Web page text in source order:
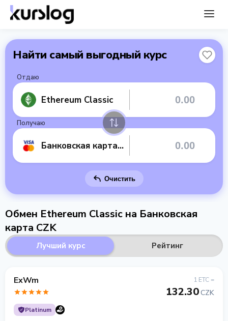
Найти самый выгодный курс
Отдаю
Ethereum Classic
Получаю
Банковская карта CZK
Очистить
Обмен Ethereum Classic на Банковская
карта CZK
Лучший курс Рейтинг
ExWm
Platinum
1 ETC =
132.30CZK